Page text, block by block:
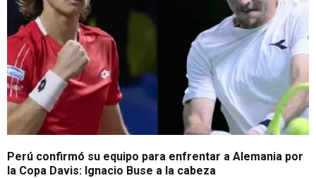
Perú confirmó su equipo para enfrentar a Alemania por
la Copa Davis: Ignacio Buse a la cabeza